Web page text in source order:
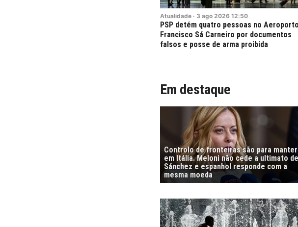
Atualidade · 3 ago 2026 12:50
PSP detém quatro pessoas no Aeroporto
Francisco Sá Carneiro por documentos
falsos e posse de arma proibida
Em destaque
Controlo de fronteiras são para manter
em Itália. Meloni não cede a ultimato de
Sánchez e espanhol responde com a
mesma moeda